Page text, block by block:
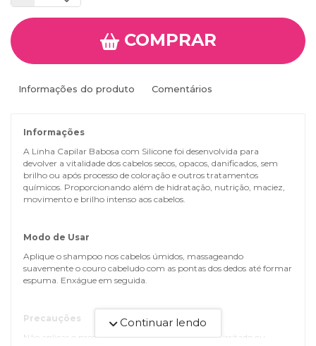
COMPRAR
Informações do produto Comentários
Informações
A Linha Capilar Babosa com Silicone foi desenvolvida para
devolver a vitalidade dos cabelos secos, opacos, danificados, sem
brilho ou após processo de coloração e outros tratamentos
químicos. Proporcionando além de hidratação, nutrição, maciez,
movimento e brilho intenso aos cabelos.
Modo de Usar
Aplique o shampoo nos cabelos úmidos, massageando
suavemente o couro cabeludo com as pontas dos dedos até formar
espuma. Enxágue em seguida.
Precauções
Não aplicar o produto se o couro cabeludo estiver irritado ou
Continuar lendo